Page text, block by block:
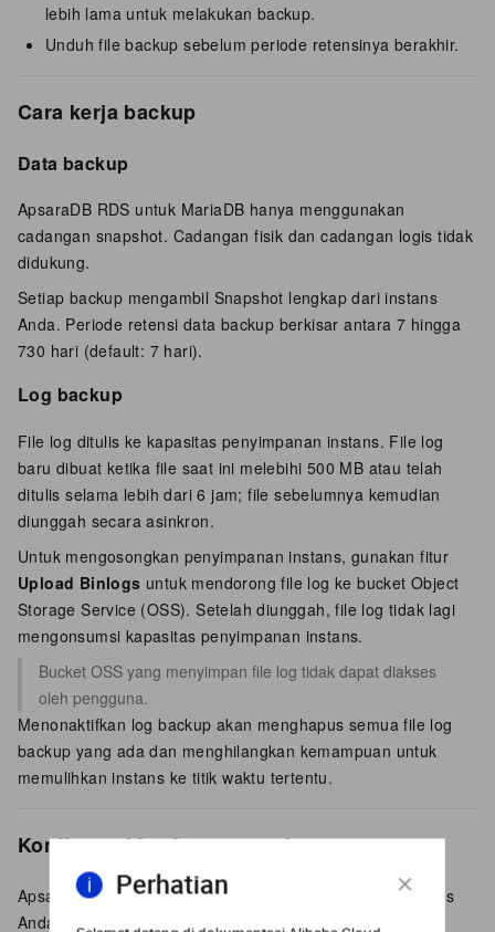
Perhatian
lebih lama untuk melakukan backup.
Unduh file backup sebelum periode retensinya berakhir.
Cara kerja backup
Data backup
ApsaraDB RDS untuk MariaDB hanya menggunakan
cadangan snapshot. Cadangan fisik dan cadangan logis tidak
didukung.
Setiap backup mengambil Snapshot lengkap dari instans
Anda. Periode retensi data backup berkisar antara 7 hingga
730 hari (default: 7 hari).
Log backup
File log ditulis ke kapasitas penyimpanan instans. File log
baru dibuat ketika file saat ini melebihi 500 MB atau telah
ditulis selama lebih dari 6 jam; file sebelumnya kemudian
diunggah secara asinkron.
Untuk mengosongkan penyimpanan instans, gunakan fitur
Upload Binlogs untuk mendorong file log ke bucket Object
Storage Service (OSS). Setelah diunggah, file log tidak lagi
mengonsumsi kapasitas penyimpanan instans.
Bucket OSS yang menyimpan file log tidak dapat diakses
oleh pengguna.
Menonaktifkan log backup akan menghapus semua file log
backup yang ada dan menghilangkan kemampuan untuk
memulihkan instans ke titik waktu tertentu.
Konfigurasi backup otomatis
ApsaraDB RDS secara otomatis melakukan backup instans
Anda berdasarkan kebijakan backup yang Anda